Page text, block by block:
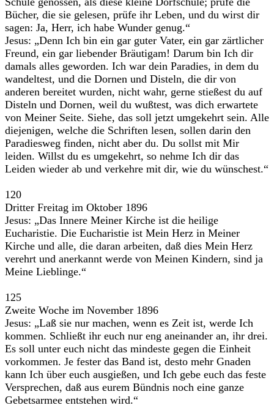
Bücher, die sie gelesen, prüfe ihr Leben, und du wirst dir
sagen: Ja, Herr, ich habe Wunder genug.“
Jesus: „Denn Ich bin ein gar guter Vater, ein gar zärtlicher
Freund, ein gar liebender Bräutigam! Darum bin Ich dir
damals alles geworden. Ich war dein Paradies, in dem du
wandeltest, und die Dornen und Disteln, die dir von
anderen bereitet wurden, nicht wahr, gerne stießest du auf
Disteln und Dornen, weil du wußtest, was dich erwartete
von Meiner Seite. Siehe, das soll jetzt umgekehrt sein. Alle
diejenigen, welche die Schriften lesen, sollen darin den
Paradiesweg finden, nicht aber du. Du sollst mit Mir
leiden. Willst du es umgekehrt, so nehme Ich dir das
Leiden wieder ab und verkehre mit dir, wie du wünschest.“
120
Dritter Freitag im Oktober 1896
Jesus: „Das Innere Meiner Kirche ist die heilige
Eucharistie. Die Eucharistie ist Mein Herz in Meiner
Kirche und alle, die daran arbeiten, daß dies Mein Herz
verehrt und anerkannt werde von Meinen Kindern, sind ja
Meine Lieblinge.“
125
Zweite Woche im November 1896
Jesus: „Laß sie nur machen, wenn es Zeit ist, werde Ich
kommen. Schließt ihr euch nur eng aneinander an, ihr drei.
Es soll unter euch nicht das mindeste gegen die Einheit
vorkommen. Je fester das Band ist, desto mehr Gnaden
kann Ich über euch ausgießen, und Ich gebe euch das feste
Versprechen, daß aus eurem Bündnis noch eine ganze
Gebetsarmee entstehen wird.“